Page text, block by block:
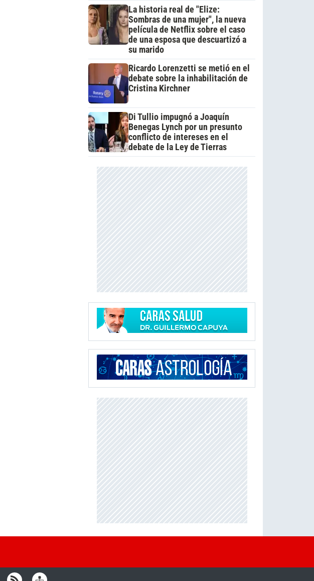
La historia real de "Elize:
Sombras de una mujer", la nueva
película de Netflix sobre el caso
de una esposa que descuartizó a
su marido
Ricardo Lorenzetti se metió en el
debate sobre la inhabilitación de
Cristina Kirchner
Di Tullio impugnó a Joaquín
Benegas Lynch por un presunto
conflicto de intereses en el
debate de la Ley de Tierras